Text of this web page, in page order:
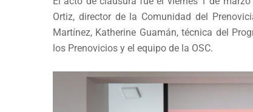
Ortiz, director de la Comunidad del
Martínez, Katherine Guamán, técnica del
los Prenovicios y el equipo de la OSC.